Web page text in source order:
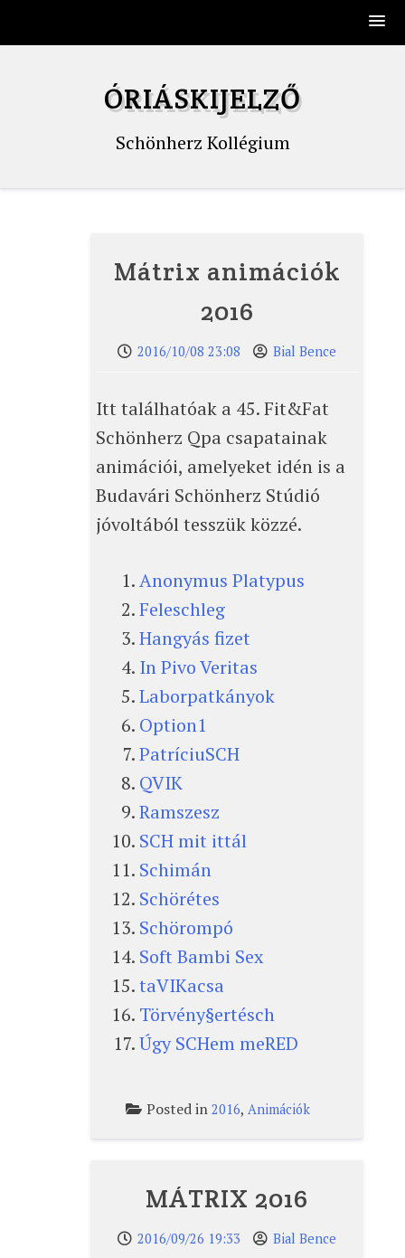
ÓRIÁSKIJELZŐ
Schönherz Kollégium
Mátrix animációk
2016
2016/10/08 23:08 Bial Bence
Itt találhatóak a 45. Fit&Fat
Schönherz Qpa csapatainak
animációi, amelyeket idén is a
Budavári Schönherz Stúdió
jóvoltából tesszük közzé.
Anonymus Platypus
Feleschleg
Hangyás fizet
In Pivo Veritas
Laborpatkányok
Option1
PatríciuSCH
QVIK
Ramszesz
SCH mit ittál
Schimán
Schörétes
Schörompó
Soft Bambi Sex
taVIKacsa
Törvény§ertésch
Úgy SCHem meRED
Posted in2016,Animációk
MÁTRIX 2016
2016/09/26 19:33 Bial Bence